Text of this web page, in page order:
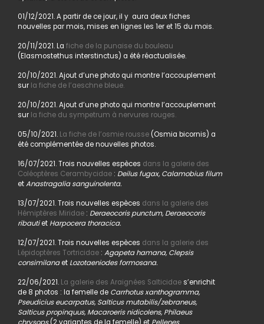
01/12/2021. A partir de ce jour, il y aura deux fiches
nouvelles par mois, mises en lignes les 1er et 15 du mois.
20/11/2021. La fiche de la punaise du bouleau
(Elasmostethus interstinctus) a été réactualisée.
20/10/2021. Ajout d’une photo qui montre l’accouplement
sur la fiche de l’aeschne bleue.
20/10/2021. Ajout d’une photo qui montre l’accouplement
sur la fiche du sympetrum à nervures rouges.
05/10/2021. La fiche de l’osmie rousse(Osmia bicornis) a
été complémentée de nouvelles photos.
16/07/2021. Trois nouvelles espèces dans la galerie des
Coléoptères Cerambycidae: Deilus fugax, Calamobius filum
etAnastragalia sanguinolenta.
13/07/2021. Trois nouvelles espèces dans la galerie des
Hémiptères Miridae: Deraeocoris punctum, Deraeocoris
ribautiet Harpocera thoracica.
12/07/2021. Trois nouvelles espèces dans la galerie des
Lépidoptères Tortricidae: Agapeta hamana, Clepsis
consimilanaet Lozotaeniodes formosana.
22/06/2021. La galerie des Araignées Salticidaes’enrichit
de 8 photos : la femelle de Carrhotus xanthogramma,
Pseudicius eucarpatus, Salticus mutabilis/zebraneus,
Salticus propinquus, Macaroeris nidicolens, Philaeus